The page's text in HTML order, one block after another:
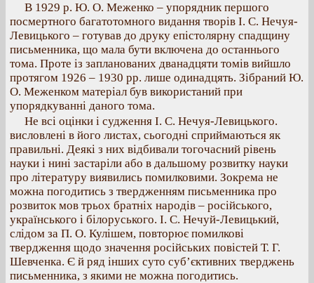
В 1929 р. Ю. О. Меженко – упорядник першого
посмертного багатотомного видання творів І. С. Нечуя-
Левицького – готував до друку епістолярну спадщину
письменника, що мала бути включена до останнього
тома. Проте із запланованих дванадцяти томів вийшло
протягом 1926 – 1930 рр. лише одинадцять. Зібраний Ю.
О. Меженком матеріал був використаний при
упорядкуванні даного тома.
Не всі оцінки і судження І. С. Нечуя-Левицького.
висловлені в його листах, сьогодні сприймаються як
правильні. Деякі з них відбивали тогочасний рівень
науки і нині застаріли або в дальшому розвитку науки
про літературу виявились помилковими. Зокрема не
можна погодитись з твердженням письменника про
розвиток мов трьох братніх народів – російського,
українського і білоруського. І. С. Нечуй-Левицький,
слідом за П. О. Кулішем, повторює помилкові
твердження щодо значення російських повістей Т. Г.
Шевченка. Є й ряд інших суто суб’єктивних тверджень
письменника, з якими не можна погодитись.